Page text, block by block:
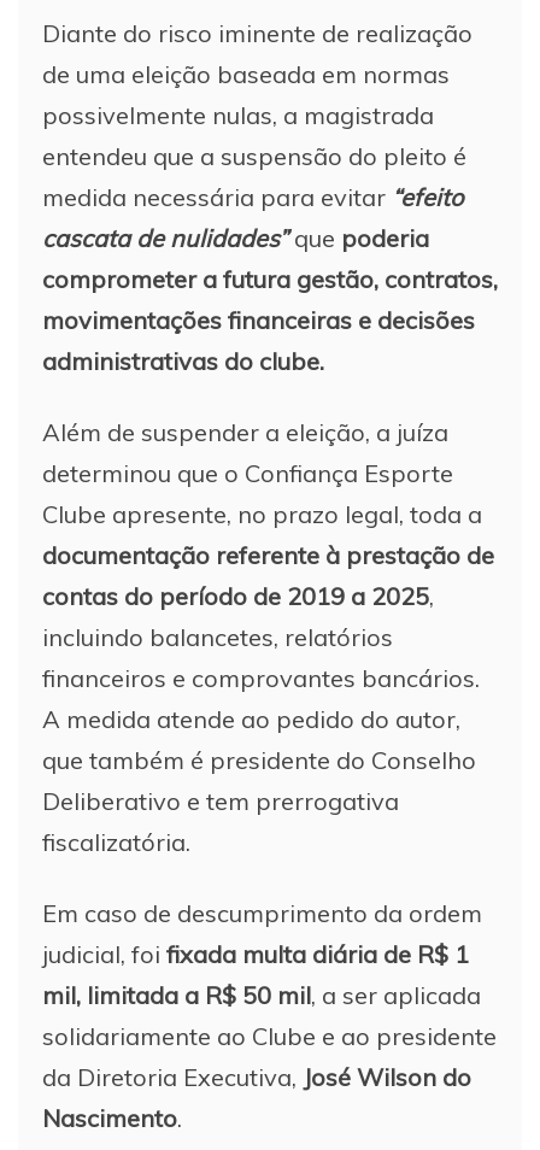
Diante do risco iminente de realização
de uma eleição baseada em normas
possivelmente nulas, a magistrada
entendeu que a suspensão do pleito é
medida necessária para evitar “efeito
cascata de nulidades”que poderia
comprometer a futura gestão, contratos,
movimentações financeiras e decisões
administrativas do clube.
Além de suspender a eleição, a juíza
determinou que o Confiança Esporte
Clube apresente, no prazo legal, toda a
documentação referente à prestação de
contas do período de 2019 a 2025,
incluindo balancetes, relatórios
financeiros e comprovantes bancários.
A medida atende ao pedido do autor,
que também é presidente do Conselho
Deliberativo e tem prerrogativa
fiscalizatória.
Em caso de descumprimento da ordem
judicial, foi fixada multa diária de R$ 1
mil, limitada a R$ 50 mil, a ser aplicada
solidariamente ao Clube e ao presidente
da Diretoria Executiva, José Wilson do
Nascimento.